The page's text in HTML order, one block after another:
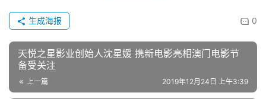
家
具
母
婴
亲
0
生成海报
天悦之星影业创始人沈星媛 携新电影亮相澳门电影节
备受关注
上一篇 2019年12月24日 上午3:39